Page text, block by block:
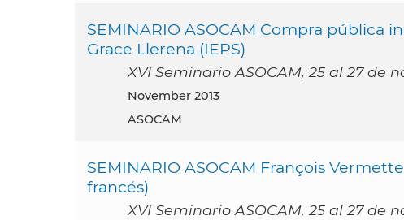
SEMINARIO ASOCAM Compra pública
Grace Llerena (IEPS)
XVI Seminario ASOCAM, 25 al 27 de
November 2013
ASOCAM
SEMINARIO ASOCAM François
francés)
XVI Seminario ASOCAM, 25 al 27 de